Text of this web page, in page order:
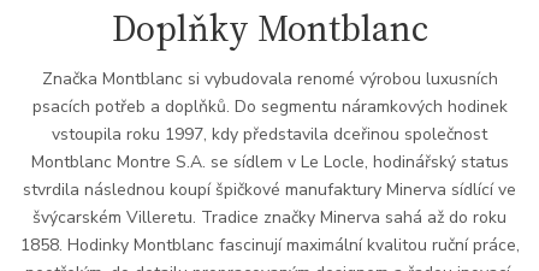
Doplňky Montblanc
Značka Montblanc si vybudovala renomé výrobou luxusních
psacích potřeb a doplňků. Do segmentu náramkových hodinek
vstoupila roku 1997, kdy představila dceřinou společnost
Montblanc Montre S.A. se sídlem v Le Locle, hodinářský status
stvrdila následnou koupí špičkové manufaktury Minerva sídlící ve
švýcarském Villeretu. Tradice značky Minerva sahá až do roku
1858. Hodinky Montblanc fascinují maximální kvalitou ruční práce,